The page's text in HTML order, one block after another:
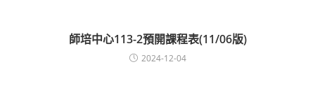
師培中心113-2預開課程表(11/06版)
2024-12-04